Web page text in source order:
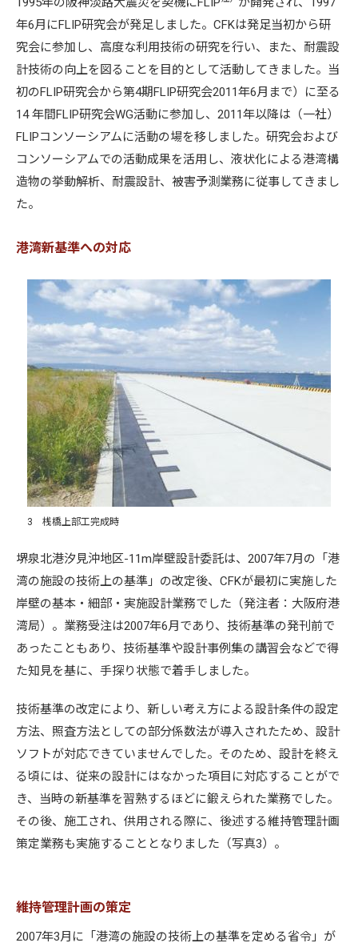
年6月にFLIP研究会が発足しました。CFKは発足当初から研
究会に参加し、高度な利用技術の研究を行い、また、耐震設
計技術の向上を図ることを目的として活動してきました。当
初のFLIP研究会から第4期FLIP研究会2011年6月まで）に至る
14 年間FLIP研究会WG活動に参加し、2011年以降は（一社）
FLIPコンソーシアムに活動の場を移しました。研究会および
コンソーシアムでの活動成果を活用し、液状化による港湾構
造物の挙動解析、耐震設計、被害予測業務に従事してきまし
た。
港湾新基準への対応
3 桟橋上部工完成時
堺泉北港汐見沖地区-11m岸壁設計委託は、2007年7月の「港
湾の施設の技術上の基準」の改定後、CFKが最初に実施した
岸壁の基本・細部・実施設計業務でした（発注者：大阪府港
湾局）。業務受注は2007年6月であり、技術基準の発刊前で
あったこともあり、技術基準や設計事例集の講習会などで得
た知見を基に、手探り状態で着手しました。
技術基準の改定により、新しい考え方による設計条件の設定
方法、照査方法としての部分係数法が導入されたため、設計
ソフトが対応できていませんでした。そのため、設計を終え
る頃には、従来の設計にはなかった項目に対応することがで
き、当時の新基準を習熟するほどに鍛えられた業務でした。
その後、施工され、供用される際に、後述する維持管理計画
策定業務も実施することとなりました（写真3）。
維持管理計画の策定
2007年3月に「港湾の施設の技術上の基準を定める省令」が